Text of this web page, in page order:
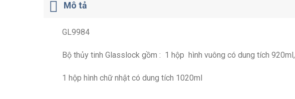
Mô tả
GL9984
Bộ thủy tinh Glasslock gồm : 1 hộp hình vuông có dung tích 920ml,
1 hộp hình chữ nhật có dung tích 1020ml